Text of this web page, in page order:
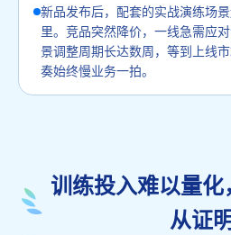
新品发布后，配套的实战演练场
里。竞品突然降价，一线急需应对
景调整周期长达数周，等到上线
奏始终慢业务一拍。
训练投入难以量
从证